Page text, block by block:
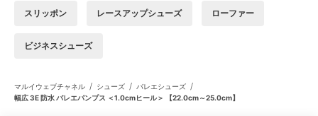
スリッポン レースアップシューズ ローファー
ビジネスシューズ
マルイウェブチャネル / シューズ / バレエシューズ /
幅広 3E 防水 バレエパンプス ＜1.0cmヒール＞ 【22.0cm～25.0cm】